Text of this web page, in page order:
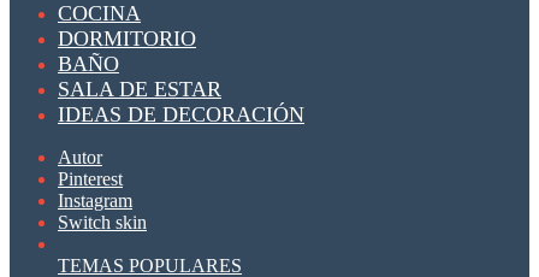
COCINA
DORMITORIO
BAÑO
SALA DE ESTAR
IDEAS DE DECORACIÓN
Autor
Pinterest
Instagram
Switch skin
TEMAS POPULARES